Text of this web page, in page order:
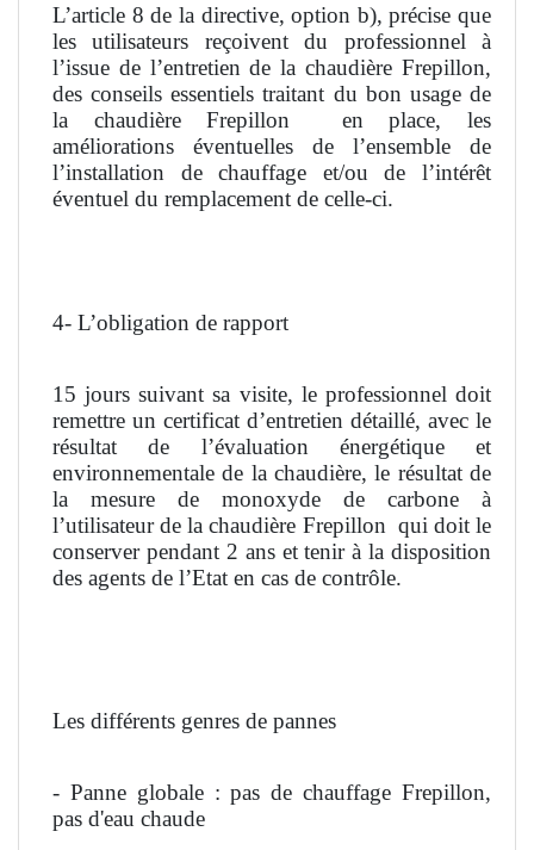
L’article 8 de la directive, option b), précise que
les utilisateurs reçoivent du professionnel à
l’issue de l’entretien de la chaudière Frepillon,
des conseils essentiels traitant du bon usage de
la chaudière Frepillon
en place, les
améliorations éventuelles de l’ensemble de
l’installation de chauffage et/ou de l’intérêt
éventuel du remplacement de celle-ci.
4- L’obligation de rapport
15 jours suivant sa visite, le professionnel doit
remettre un certificat d’entretien détaillé, avec le
résultat de l’évaluation énergétique et
environnementale de la chaudière, le résultat de
la mesure de monoxyde de carbone à
l’utilisateur de la chaudière Frepillon qui doit le
conserver pendant 2 ans et tenir à la disposition
des agents de l’Etat en cas de contrôle.
Les différents genres de pannes
- Panne globale : pas de chauffage Frepillon,
pas d'eau chaude